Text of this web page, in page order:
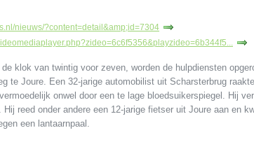
nieuws/?content=detail&amp;id=7304
klok van twintig voor zeven, worden de hulpdiensten
te Joure. Een 32-jarige automobilist uit Scharsterbrug raakte
onwel door een te lage bloedsuikerspiegel. Hij
reed onder andere een 12-jarige fietser uit Joure aan en
een lantaarnpaal.